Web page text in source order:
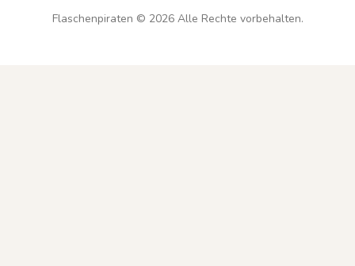
Flaschenpiraten © 2026Alle Rechte vorbehalten.